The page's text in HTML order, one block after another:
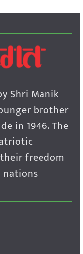
Shri Manik
brother
in 1946. The
freedom